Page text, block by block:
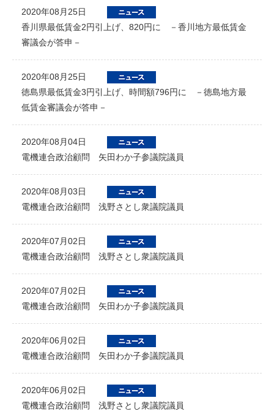
2020年08月25日
香川県最低賃金2円引上げ、820円に －香川地方最低賃金
審議会が答申－
2020年08月25日
徳島県最低賃金3円引上げ、時間額796円に －徳島地方最
低賃金審議会が答申－
2020年08月04日
電機連合政治顧問 矢田わか子参議院議員
2020年08月03日
電機連合政治顧問 浅野さとし衆議院議員
2020年07月02日
電機連合政治顧問 浅野さとし衆議院議員
2020年07月02日
電機連合政治顧問 矢田わか子参議院議員
2020年06月02日
電機連合政治顧問 矢田わか子参議院議員
2020年06月02日
電機連合政治顧問 浅野さとし衆議院議員